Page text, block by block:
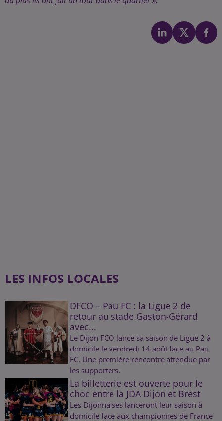
LES INFOS LOCALES
DFCO – Pau FC : la Ligue 2 de
retour au stade Gaston-Gérard
avec...
Le Dijon FCO lance sa saison de Ligue 2 à
domicile le vendredi 14 août face au Pau
FC. Une première rencontre attendue par
les supporters.
La billetterie est ouverte pour le
choc entre la JDA Dijon et Brest
Les Dijonnaises lanceront leur saison à
domicile face aux championnes de France